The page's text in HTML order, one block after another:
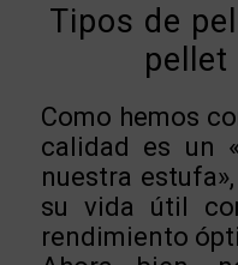
Tipos de
pellet
Como hemos
calidad es un
nuestra
su vida útil
rendimiento